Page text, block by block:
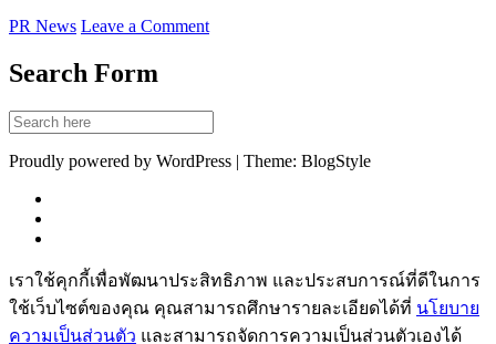
PR News Leave a Comment
Search Form
Proudly powered by WordPress | Theme: BlogStyle
เราใช้คุกกี้เพื่อพัฒนาประสิทธิภาพ และประสบการณ์ที่ดีในการ
ใช้เว็บไซต์ของคุณ คุณสามารถศึกษารายละเอียดได้ที่ นโยบาย
ความเป็นส่วนตัว และสามารถจัดการความเป็นส่วนตัวเองได้